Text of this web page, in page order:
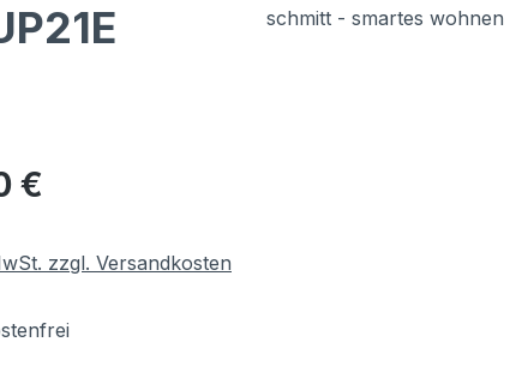
schmitt - smartes wohnen
€
zzgl. Versandkosten